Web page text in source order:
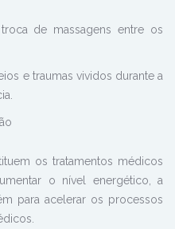
de massagens entre os
e traumas vividos durante a
os tratamentos médicos
o nível energético, a
para acelerar os processos